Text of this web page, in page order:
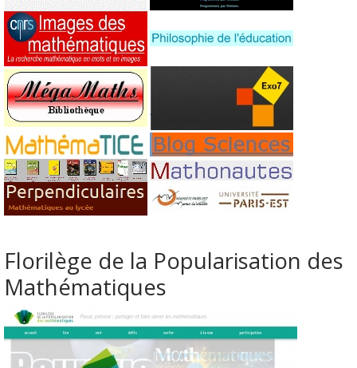
Florilège de la Popularisation des
Mathématiques